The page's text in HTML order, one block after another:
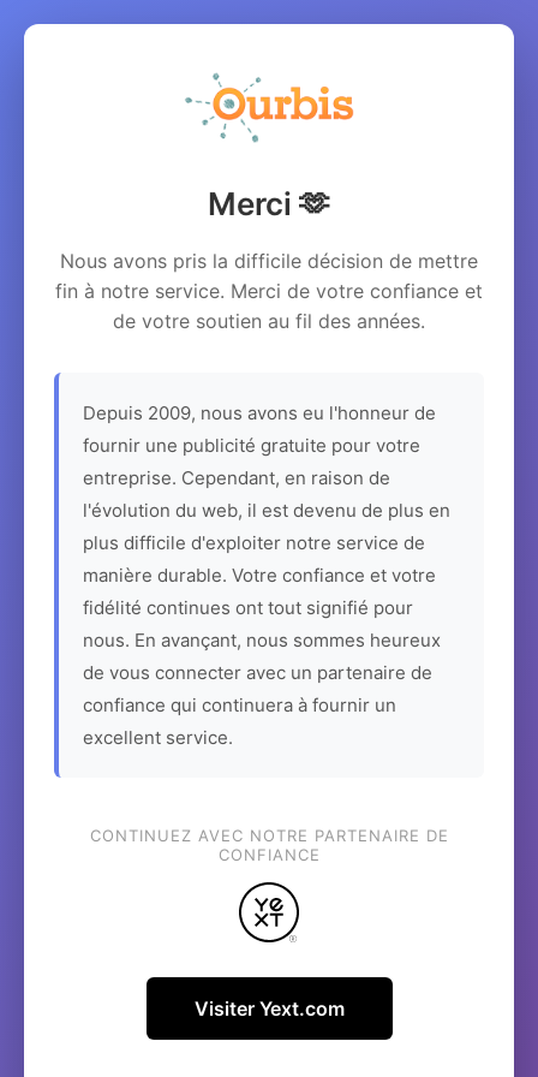
Merci 🫶
Nous avons pris la difficile décision de mettre
fin à notre service. Merci de votre confiance et
de votre soutien au fil des années.
Depuis 2009, nous avons eu l'honneur de
fournir une publicité gratuite pour votre
entreprise. Cependant, en raison de
l'évolution du web, il est devenu de plus en
plus difficile d'exploiter notre service de
manière durable. Votre confiance et votre
fidélité continues ont tout signifié pour
nous. En avançant, nous sommes heureux
de vous connecter avec un partenaire de
confiance qui continuera à fournir un
excellent service.
CONTINUEZ AVEC NOTRE PARTENAIRE DE
CONFIANCE
Visiter Yext.com